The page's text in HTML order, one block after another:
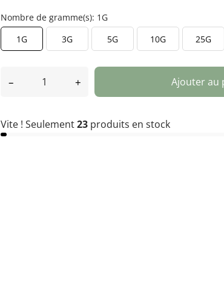
Nombre de gramme(s): 1G
1G
3G 5G 10G 25G
– + Ajouter au
Vite ! Seulement23 produits en stock